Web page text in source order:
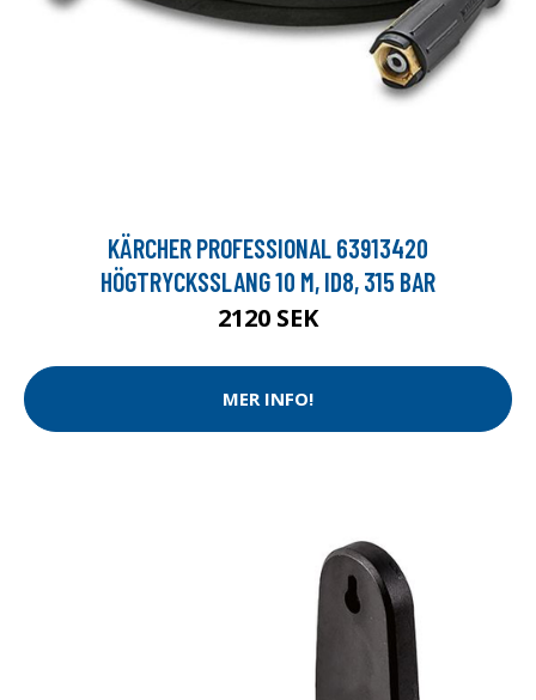
KÄRCHER PROFESSIONAL 63913420
HÖGTRYCKSSLANG 10 M, ID8, 315 BAR
2120 SEK
MER INFO!